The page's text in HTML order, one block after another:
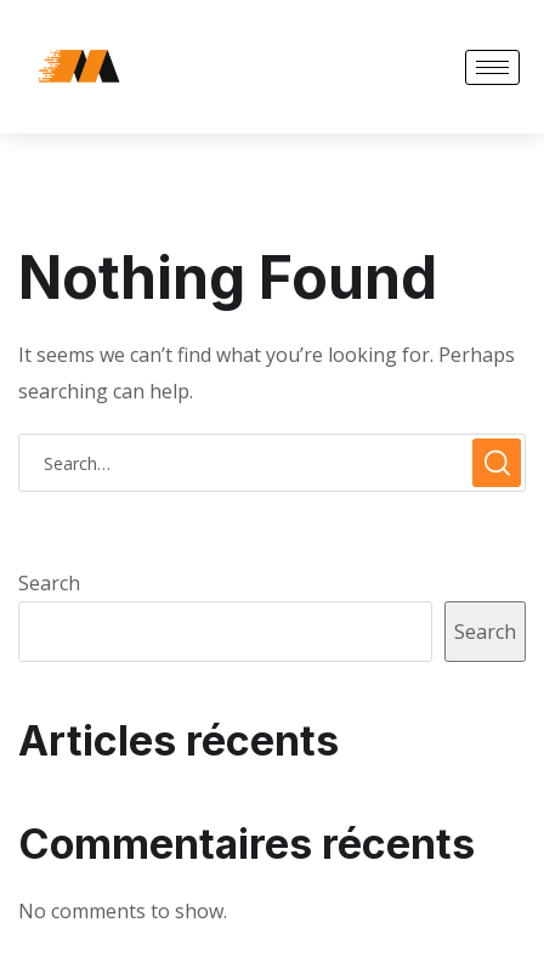
Informatique
Formation
Fondation
Nothing Found
It seems we can’t find what you’re looking for. Perhaps
searching can help.
Search
Search
Articles récents
Commentaires récents
No comments to show.